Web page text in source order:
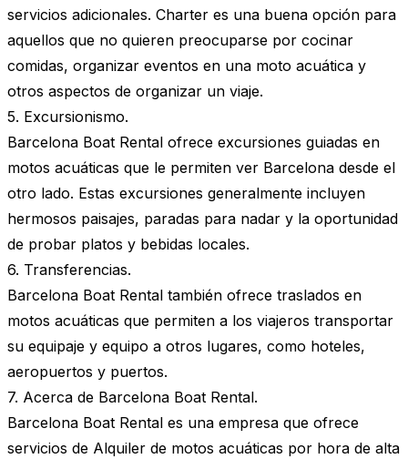
servicios adicionales. Charter es una buena opción para
aquellos que no quieren preocuparse por cocinar
comidas, organizar eventos en una moto acuática y
otros aspectos de organizar un viaje.
5. Excursionismo.
Barcelona Boat Rental ofrece excursiones guiadas en
motos acuáticas que le permiten ver Barcelona desde el
otro lado. Estas excursiones generalmente incluyen
hermosos paisajes, paradas para nadar y la oportunidad
de probar platos y bebidas locales.
6. Transferencias.
Barcelona Boat Rental también ofrece traslados en
motos acuáticas que permiten a los viajeros transportar
su equipaje y equipo a otros lugares, como hoteles,
aeropuertos y puertos.
7. Acerca de Barcelona Boat Rental.
Barcelona Boat Rental es una empresa que ofrece
servicios de Alquiler de motos acuáticas por hora de alta